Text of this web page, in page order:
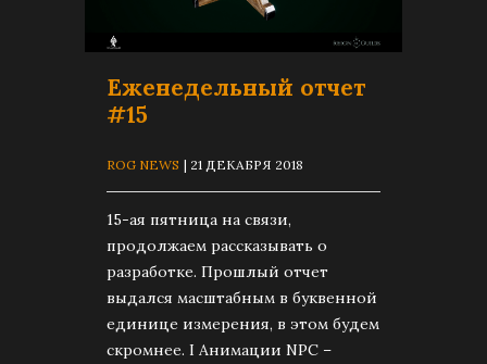
Еженедельный отчет
#15
ROG NEWS | 21 ДЕКАБРЯ 2018
15-ая пятница на связи,
продолжаем рассказывать о
разработке. Прошлый отчет
выдался масштабным в буквенной
единице измерения, в этом будем
скромнее. I Анимации NPC –